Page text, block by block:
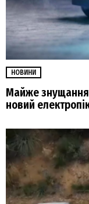
НОВИНИ
Майже
новий